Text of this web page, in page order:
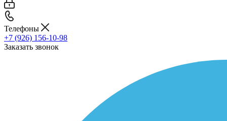
Телефоны
+7 (926) 156-10-98
Заказать звонок